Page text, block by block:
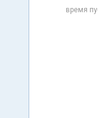
время